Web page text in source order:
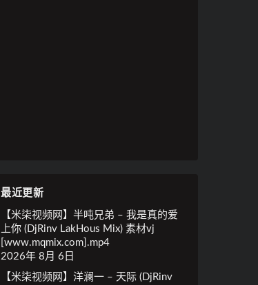
最近更新
【米柒视频网】半吨兄弟 – 我是真的爱
上你 (DjRinv LakHous Mix) 素材vj
[www.mqmix.com].mp4
2026年 8月 6日
【米柒视频网】洋澜一 – 天际 (DjRinv